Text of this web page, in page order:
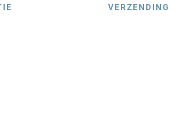
VERZENDING